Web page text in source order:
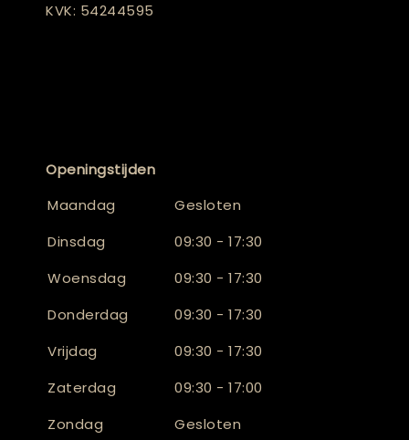
KVK: 54244595
Openingstijden
Maandag
Gesloten
Dinsdag
09:30 - 17:30
Woensdag
09:30 - 17:30
Donderdag
09:30 - 17:30
Vrijdag
09:30 - 17:30
Zaterdag
09:30 - 17:00
Zondag
Gesloten